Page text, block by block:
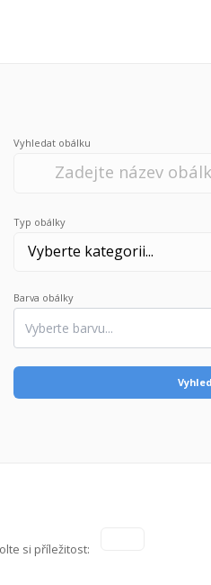
Vyhledat obálku
Typ obálky
Barva obálky
Vyberte barvu...
si příležitost: